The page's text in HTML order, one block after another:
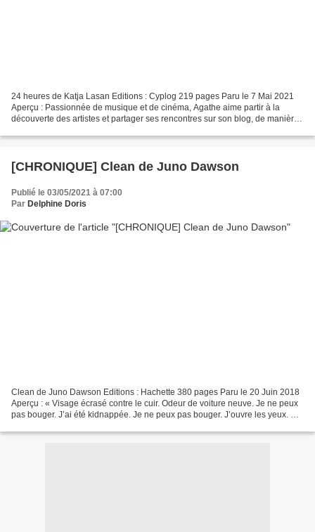
24 heures de Katja Lasan Editions : Cyplog 219 pages Paru le 7 Mai 2021
Aperçu : Passionnée de musique et de cinéma, Agathe aime partir à la
découverte des artistes et partager ses rencontres sur son blog, de manière
[CHRONIQUE] Clean de Juno Dawson
Publié le 03/05/2021 à 07:00
Par Delphine Doris
Clean de Juno Dawson Editions : Hachette 380 pages Paru le 20 Juin 2018
Aperçu : « Visage écrasé contre le cuir. Odeur de voiture neuve. Je ne peux
pas bouger. J’ai été kidnappée. Je ne peux pas bouger. J’ouvre les yeux. Ça